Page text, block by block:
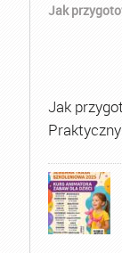
Jak
Jak